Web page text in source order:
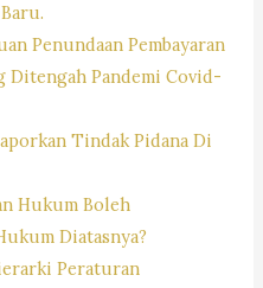
Penundaan Pembayaran
Ditengah Pandemi Covid-
Tindak Pidana Di
Hukum Boleh
Diatasnya?
Peraturan